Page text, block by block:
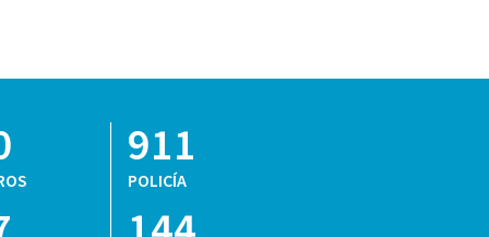
911
POLICÍA